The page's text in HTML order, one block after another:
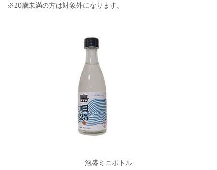
※20歳未満の方は対象外になります。
泡盛ミニボトル